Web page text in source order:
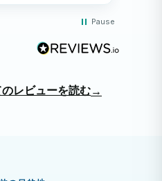
Pause
レビューを読む→